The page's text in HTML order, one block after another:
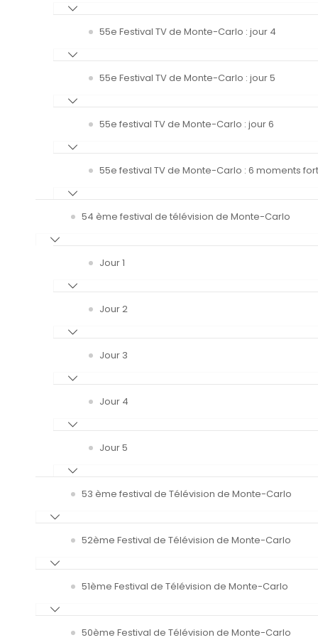
55e Festival TV de Monte-Carlo : jour 4
55e Festival TV de Monte-Carlo : jour 5
55e festival TV de Monte-Carlo : jour 6
55e festival TV de Monte-Carlo : 6 moments
54 ème festival de télévision de Monte-Carlo
Jour 1
Jour 2
Jour 3
Jour 4
Jour 5
53 ème festival de Télévision de Monte-Carlo
52ème Festival de Télévision de Monte-Carlo
51ème Festival de Télévision de Monte-Carlo
50ème Festival de Télévision de Monte-Carlo